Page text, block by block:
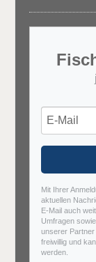
Mit Ihrer
aktuellen
E-Mail auch
Umfragen
unserer
freiwillig und
werden.